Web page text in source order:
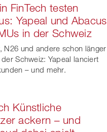
FinTech testen
Yapeal und Abacus
in der Schweiz
N26 und andere schon länger
Schweiz: Yapeal lanciert
– und mehr.
Künstliche
ackern – und